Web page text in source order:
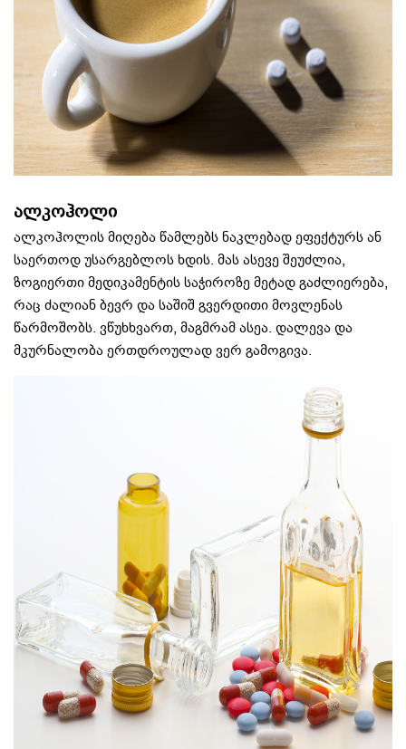
ალკოჰოლი
ალკოჰოლის მიღება წამლებს ნაკლებად ეფექტურს ან
საერთოდ უსარგებლოს ხდის. მას ასევე შეუძლია,
ზოგიერთი მედიკამენტის საჭიროზე მეტად გაძლიერება,
რაც ძალიან ბევრ და საშიშ გვერდითი მოვლენას
წარმოშობს. ვწუხხვართ, მაგმრამ ასეა. დალევა და
მკურნალობა ერთდროულად ვერ გამოგივა.